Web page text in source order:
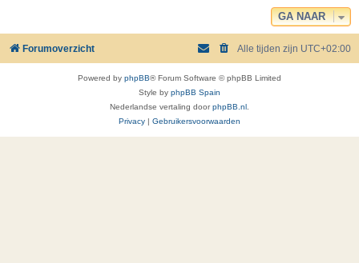
GA NAAR
Forumoverzicht Alle tijden zijn UTC+02:00
Powered by phpBB® Forum Software © phpBB Limited
Style by phpBB Spain
Nederlandse vertaling doorphpBB.nl .
Privacy
Gebruikersvoorwaarden